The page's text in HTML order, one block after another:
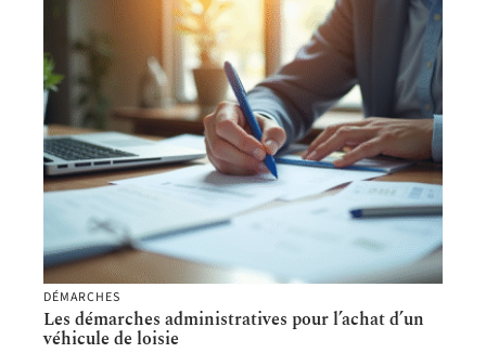
DÉMARCHES
Les démarches administratives pour l’achat d’un
véhicule de loisie